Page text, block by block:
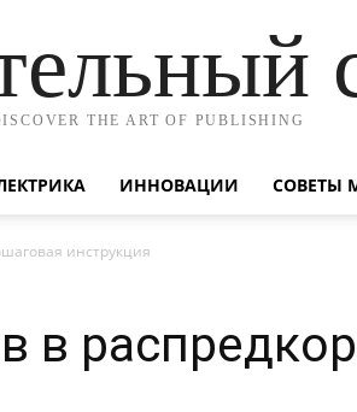
THE ART OF PUBLISHING
ИННОВАЦИИ СОВЕТЫ
инструкция
в